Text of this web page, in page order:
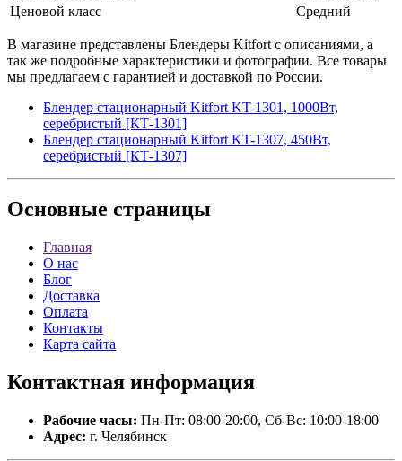
Ценовой класс
Средний
В магазине представлены Блендеры Kitfort с описаниями, а
так же подробные характеристики и фотографии. Все товары
мы предлагаем с гарантией и доставкой по России.
Блендер стационарный Kitfort KT-1301, 1000Вт,
серебристый [КТ-1301]
Блендер стационарный Kitfort KT-1307, 450Вт,
серебристый [КТ-1307]
Основные страницы
Главная
О нас
Блог
Доставка
Оплата
Контакты
Карта сайта
Контактная информация
Рабочие часы: Пн-Пт: 08:00-20:00, Сб-Вс: 10:00-18:00
Адрес: г. Челябинск